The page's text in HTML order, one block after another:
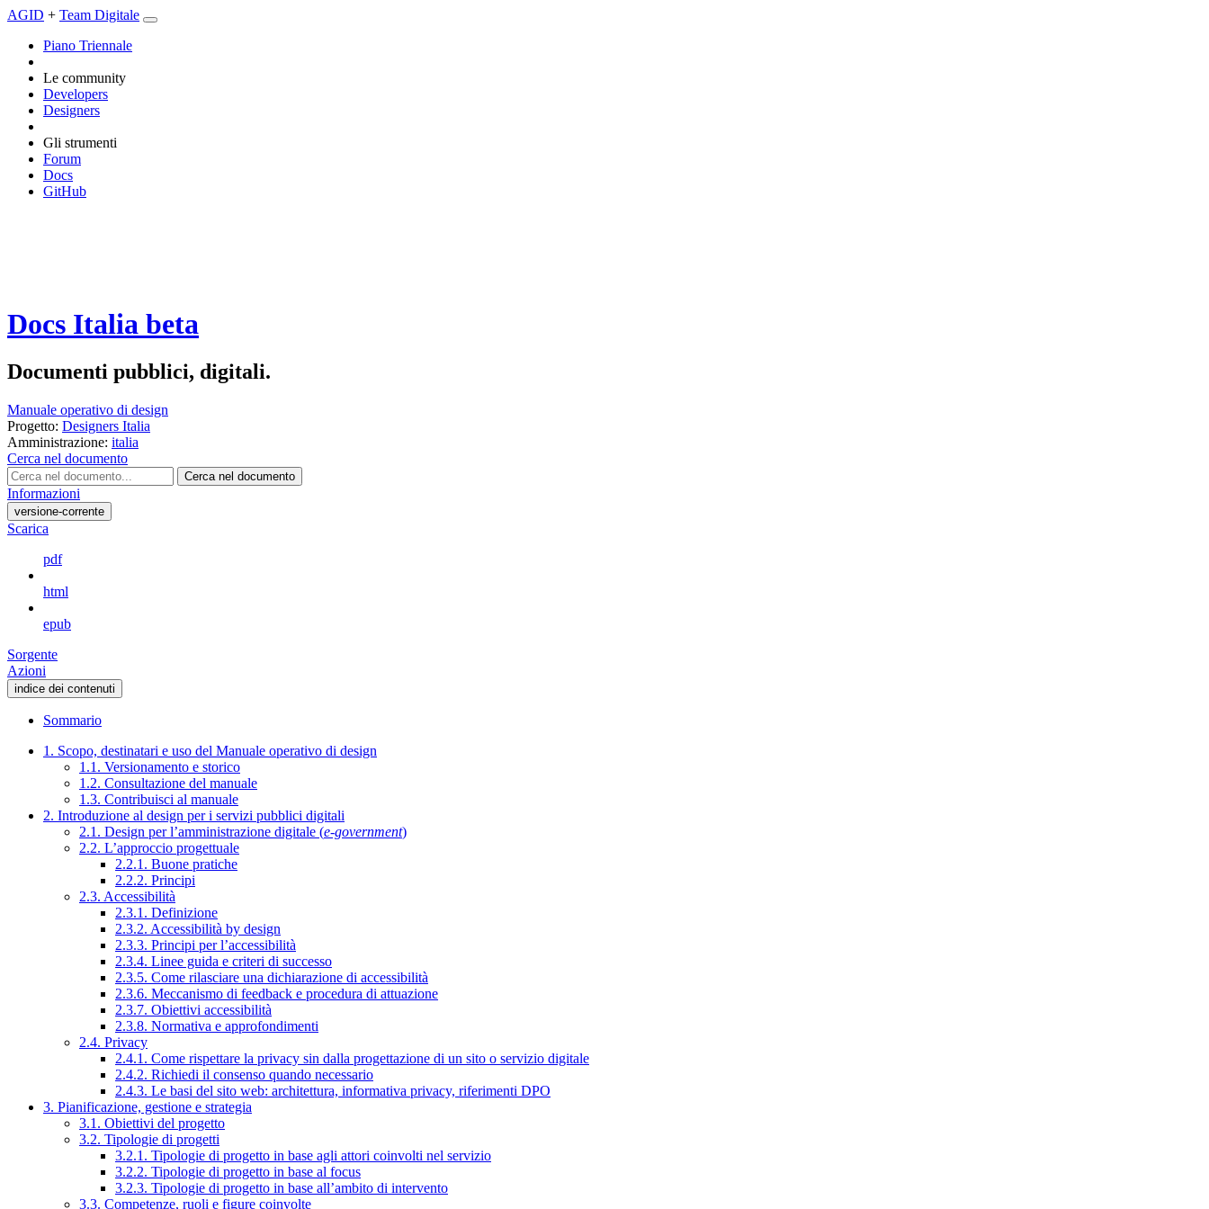
AGID + Team Digitale
Piano Triennale
Le community
Developers
Designers
Gli strumenti
Forum
Docs
GitHub
Docs Italia beta
Documenti pubblici, digitali.
Manuale operativo di design
Progetto: Designers Italia
Amministrazione: italia
Cerca nel documento
Cerca nel documento
Informazioni
versione-corrente
Scarica
pdf
html
epub
Sorgente
Azioni
indice dei contenuti
Sommario
1. Scopo, destinatari e uso del Manuale operativo di design
1.1. Versionamento e storico
1.2. Consultazione del manuale
1.3. Contribuisci al manuale
2. Introduzione al design per i servizi pubblici digitali
2.1. Design per l’amministrazione digitale (e-government)
2.2. L’approccio progettuale
2.2.1. Buone pratiche
2.2.2. Principi
2.3. Accessibilità
2.3.1. Definizione
2.3.2. Accessibilità by design
2.3.3. Principi per l’accessibilità
2.3.4. Linee guida e criteri di successo
2.3.5. Come rilasciare una dichiarazione di accessibilità
2.3.6. Meccanismo di feedback e procedura di attuazione
2.3.7. Obiettivi accessibilità
2.3.8. Normativa e approfondimenti
2.4. Privacy
2.4.1. Come rispettare la privacy sin dalla progettazione di un sito o servizio digitale
2.4.2. Richiedi il consenso quando necessario
2.4.3. Le basi del sito web: architettura, informativa privacy, riferimenti DPO
3. Pianificazione, gestione e strategia
3.1. Obiettivi del progetto
3.2. Tipologie di progetti
3.2.1. Tipologie di progetto in base agli attori coinvolti nel servizio
3.2.2. Tipologie di progetto in base al focus
3.2.3. Tipologie di progetto in base all’ambito di intervento
3.3. Competenze, ruoli e figure coinvolte